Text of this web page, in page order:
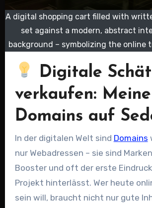
A digital shopping cart filled with
set against a modern, abstract
background – symbolizing the online
Digitale
verkaufen: Meine
Domains auf
In der digitalen Welt sind Domains
nur Webadressen – sie sind
Booster und oft der erste
Projekt hinterlässt. Wer heute
sein will, braucht nicht nur gute